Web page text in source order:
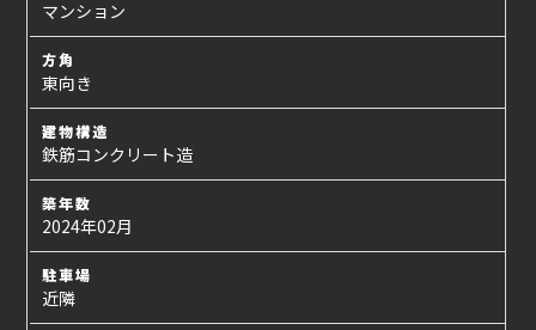
マンション
方角
東向き
建物構造
鉄筋コンクリート造
築年数
2024年02月
駐車場
近隣